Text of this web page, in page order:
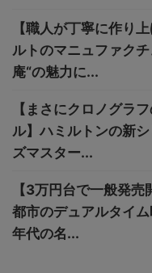
【職人が丁寧に作り
ルトのマニュファク
庵“の魅力に...
【まさにクロノグラ
ル】ハミルトンの新
ズマスター...
【3万円台で一般発
都市のデュアルタイ
年代の名...